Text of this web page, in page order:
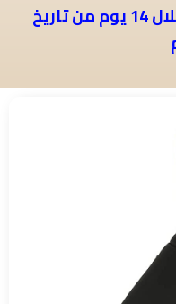
حق الاستبدال والاسترجاع خلال 14 يوم من تاريخ